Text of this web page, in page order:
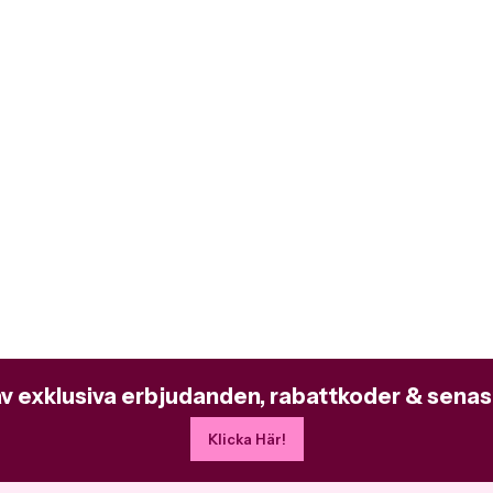
exklusiva erbjudanden, rabattkoder &
Klicka Här!